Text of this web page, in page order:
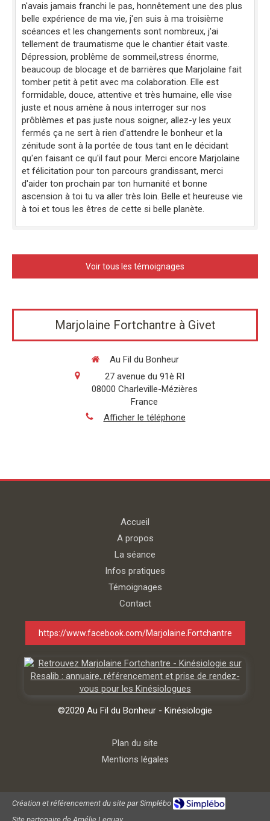
n'avais jamais franchi le pas, honnêtement une des plus
belle expérience de ma vie, j'en suis à ma troisième
scéances et les changements sont nombreux, j'ai
tellement de traumatisme que le chantier était vaste.
Dépression, problême de sommeil,stress énorme,
beaucoup de blocage et de barrières que Marjolaine fait
tomber petit à petit avec ma colaboration. Elle est
formidable, douce, attentive et très humaine, elle vise
juste et nous amène à nous interroger sur nos
prôblèmes et pas juste nous soigner, allez-y les yeux
fermés ça ne sert à rien d'attendre le bonheur et la
zénitude sont à la portée de tous tant en le décidant
qu'en faisant ce qu'il faut pour. Merci encore Marjolaine
et félicitation pour ton parcours grandissant, merci
d'aider ton prochain par ton humanité et bonne
ascension à toi tu va aller très loin. Belle et heureuse vie
à toi et tous les êtres de cette si belle planète.
Voir tous les témoignages
Marjolaine Fortchantre à Givet
Au Fil du Bonheur
27 avenue du 91è RI
08000 Charleville-Mézières
France
Afficher le téléphone
Accueil
A propos
La séance
Infos pratiques
Témoignages
Contact
https://www.facebook.com/Marjolaine.Fortchantre
©2020 Au Fil du Bonheur - Kinésiologie
Plan du site
Mentions légales
Création et référencement du site par Simplébo